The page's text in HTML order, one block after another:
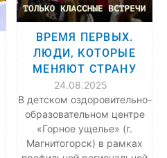
ВРЕМЯ ПЕРВЫХ.
ЛЮДИ, КОТОРЫЕ
МЕНЯЮТ СТРАНУ
24.08.2025
В детском оздоровительно-
образовательном центре
«Горное ущелье» (г.
Магнитогорск) в рамках